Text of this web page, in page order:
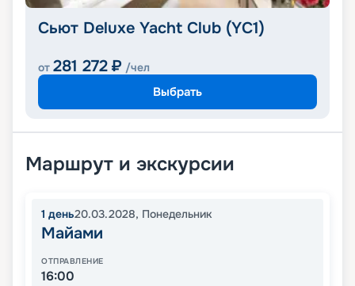
Сьют Deluxe Yacht Club (YC1)
от 281 272 ₽ /чел
Выбрать
Маршрут и экскурсии
1 день20.03.2028, Понедельник
Майами
ОТПРАВЛЕНИЕ
16:00